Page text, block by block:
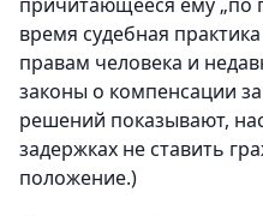
время судебная
правам человека и
законы о компенсации
решений показывают,
задержках не ставить
положение.)